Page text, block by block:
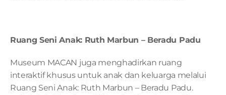
Ruang Seni Anak: Ruth Marbun – Beradu Padu
Museum MACAN juga menghadirkan ruang
interaktif khusus untuk anak dan keluarga melalui
Ruang Seni Anak: Ruth Marbun – Beradu Padu.